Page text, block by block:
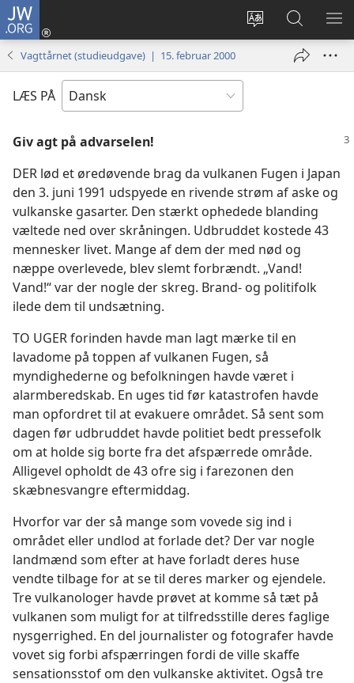
JW.ORG
Vælg
Log
på
vindue)
Søg
på
JW.ORG
VIS
Vagttårnet (studieudgave) | 15. februar 2000
LÆS PÅ
Giv agt på advarselen!
DER lød et øredøvende brag da vulkanen Fugen i Japan
den 3. juni 1991 udspyede en rivende strøm af aske og
vulkanske gasarter. Den stærkt ophedede blanding
væltede ned over skråningen. Udbruddet kostede 43
mennesker livet. Mange af dem der med nød og
næppe overlevede, blev slemt forbrændt. „Vand!
Vand!“ var der nogle der skreg. Brand- og politifolk
ilede dem til undsætning.
TO UGER forinden havde man lagt mærke til en
lavadome på toppen af vulkanen Fugen, så
myndighederne og befolkningen havde været i
alarmberedskab. En uges tid før katastrofen havde
man opfordret til at evakuere området. Så sent som
dagen før udbruddet havde politiet bedt pressefolk
om at holde sig borte fra det afspærrede område.
Alligevel opholdt de 43 ofre sig i farezonen den
skæbnesvangre eftermiddag.
Hvorfor var der så mange som vovede sig ind i
området eller undlod at forlade det? Der var nogle
landmænd som efter at have forladt deres huse
vendte tilbage for at se til deres marker og ejendele.
Tre vulkanologer havde prøvet at komme så tæt på
vulkanen som muligt for at tilfredsstille deres faglige
nysgerrighed. En del journalister og fotografer havde
vovet sig forbi afspærringen fordi de ville skaffe
sensationsstof om den vulkanske aktivitet. Også tre